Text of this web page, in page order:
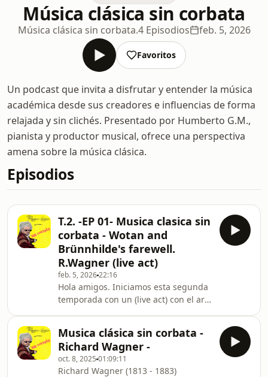
Música clásica sin corbata
Música clásica sin corbata.4 Episodios feb. 5, 2026
Favoritos
Un podcast que invita a disfrutar y entender la música
académica desde sus creadores e influencias de forma
relajada y sin clichés. Presentado por Humberto G.M.,
pianista y productor musical, ofrece una perspectiva
amena sobre la música clásica.
Episodios
T.2. -EP 01- Musica clasica sin
corbata - Wotan and
Brünnhilde's farewell.
R.Wagner (live act)
feb. 5, 202622:16
Hola amigos. Iniciamos esta segunda
temporada con un (live act) con el aria
del Nibelungo de Richard Wagner) es
una de las arias de ópera más
influyentes de mi infancia y mi vida
Musica clásica sin corbata -
Richard Wagner -
oct. 8, 2025 01:09:11
Richard Wagner (1813 - 1883)